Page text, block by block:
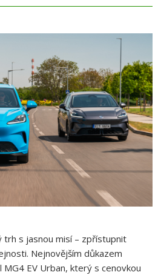
trh s jasnou misí – zpřístupnit
Nejnovějším důkazem
EV Urban, který s cenovkou